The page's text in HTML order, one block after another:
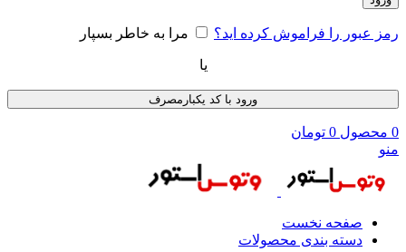
رمز عبور را فراموش کرده اید؟ مرا به خاطر بسپار
یا
ورود با کد یکبارمصرف
0 محصول 0 تومان
منو
صفحه نخست
دسته بندی محصولات